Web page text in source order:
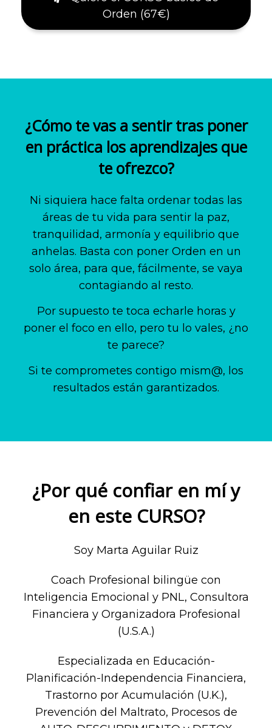
Orden (67€)
¿Cómo te vas a sentir tras poner
en práctica los aprendizajes que
te ofrezco?
Ni siquiera hace falta ordenar todas las
áreas de tu vida para sentir la paz,
tranquilidad, armonía y equilibrio que
anhelas. Basta con poner Orden en un
solo área, para que, fácilmente, se vaya
contagiando al resto.
Por supuesto te toca echarle horas y
poner el foco en ello, pero tu lo vales, ¿no
te parece?
Si te comprometes contigo mism@, los
resultados están garantizados.
¿Por qué confiar en mí y
en este CURSO?
Soy Marta Aguilar Ruiz
Coach Profesional bilingüe con
Inteligencia Emocional y PNL, Consultora
Financiera y Organizadora Profesional
(U.S.A.)
Especializada en Educación-
Planificación-Independencia Financiera,
Trastorno por Acumulación (U.K.),
Prevención del Maltrato, Procesos de